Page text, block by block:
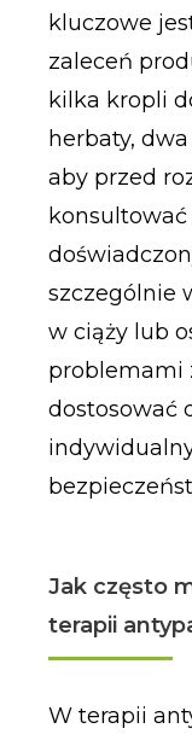
kluczowe
zaleceń
kilka kropli
herbaty,
aby przed
szczególnie
w ciąży lub
problemami
dostosować
Jak często
terapii
W terapii